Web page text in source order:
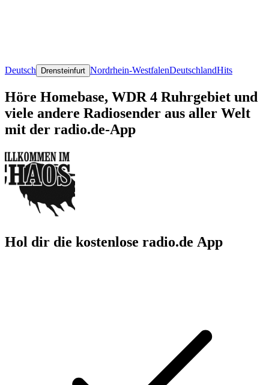
Deutsch Drensteinfurt Nordrhein-WestfalenDeutschlandHits
Höre Homebase, WDR 4 Ruhrgebiet und
viele andere Radiosender aus aller Welt
mit der radio.de-App
Hol dir die kostenlose radio.de App